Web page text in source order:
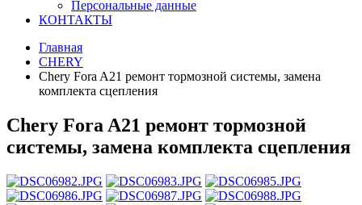
Персональные данные
КОНТАКТЫ
Главная
CHERY
Chery Fora A21 ремонт тормозной системы, замена
комплекта сцепления
Chery Fora A21 ремонт тормозной
системы, замена комплекта сцепления